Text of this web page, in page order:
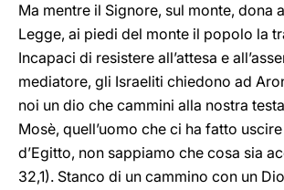
Ma mentre il Signore, sul monte, dona
Legge, ai piedi del monte il popolo la
Incapaci di resistere all’attesa e
mediatore, gli Israeliti chiedono ad
noi un dio che cammini alla nostra
Mosè, quell’uomo che ci ha fatto
d’Egitto, non sappiamo che cosa sia
32,1). Stanco di un cammino con un